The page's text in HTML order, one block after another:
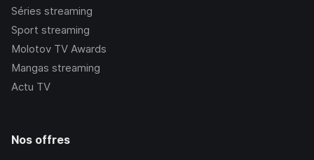
Séries streaming
Sport streaming
Molotov TV Awards
Mangas streaming
Actu TV
Nos offres